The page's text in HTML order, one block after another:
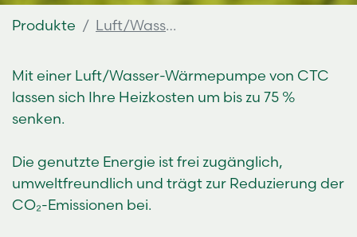
Produkte Luft/Wasser-Wärmepumpen
Mit einer Luft/Wasser-Wärmepumpe von CTC
lassen sich Ihre Heizkosten um bis zu 75 %
senken.
Die genutzte Energie ist frei zugänglich,
umweltfreundlich und trägt zur Reduzierung der
CO₂-Emissionen bei.